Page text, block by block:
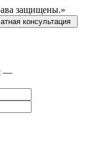
защищены.»
консультация
—